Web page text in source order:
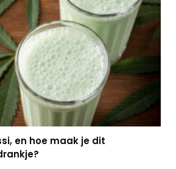
en hoe maak je dit